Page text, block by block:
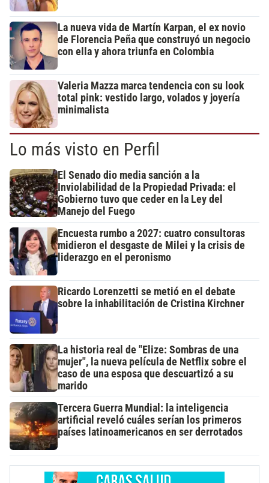
La nueva vida de Martín Karpan, el ex novio
de Florencia Peña que construyó un negocio
con ella y ahora triunfa en Colombia
Valeria Mazza marca tendencia con su look
total pink: vestido largo, volados y joyería
minimalista
Lo más visto en Perfil
El Senado dio media sanción a la
Inviolabilidad de la Propiedad Privada: el
Gobierno tuvo que ceder en la Ley del
Manejo del Fuego
Encuesta rumbo a 2027: cuatro consultoras
midieron el desgaste de Milei y la crisis de
liderazgo en el peronismo
Ricardo Lorenzetti se metió en el debate
sobre la inhabilitación de Cristina Kirchner
La historia real de "Elize: Sombras de una
mujer", la nueva película de Netflix sobre el
caso de una esposa que descuartizó a su
marido
Tercera Guerra Mundial: la inteligencia
artificial reveló cuáles serían los primeros
países latinoamericanos en ser derrotados